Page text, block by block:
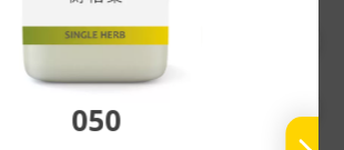
050
nu zhen zi